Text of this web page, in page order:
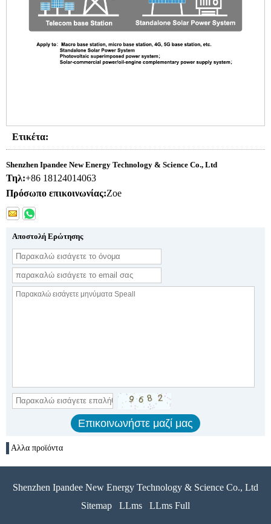
Ετικέτα:
Shenzhen Ipandee New Energy Technology & Science Co., Ltd
Τηλ:+86 18124014063
Πρόσωπο επικοινωνίας:Zoe
Αποστολή Ερώτησης
Αλλα προϊόντα
Shenzhen Ipandee New Energy Technology & Science Co., Ltd
Sitemap
LLms LLms Full